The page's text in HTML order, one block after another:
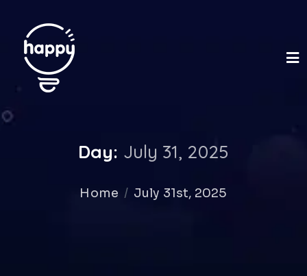
Day: July 31, 2025
Home July 31st, 2025